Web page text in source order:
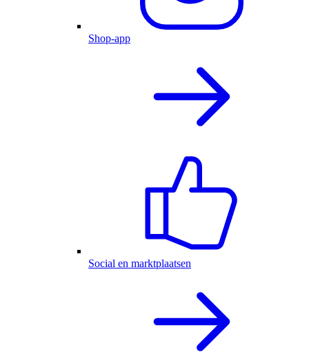
Shop-app
Social en marktplaatsen